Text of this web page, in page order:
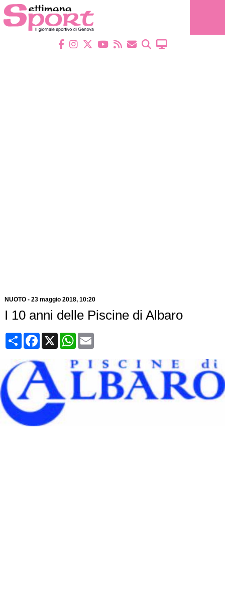
NUOTO- 23 maggio 2018, 10:20
I 10 anni delle Piscine di Albaro
CondividiFacebook
X WhatsApp
Email